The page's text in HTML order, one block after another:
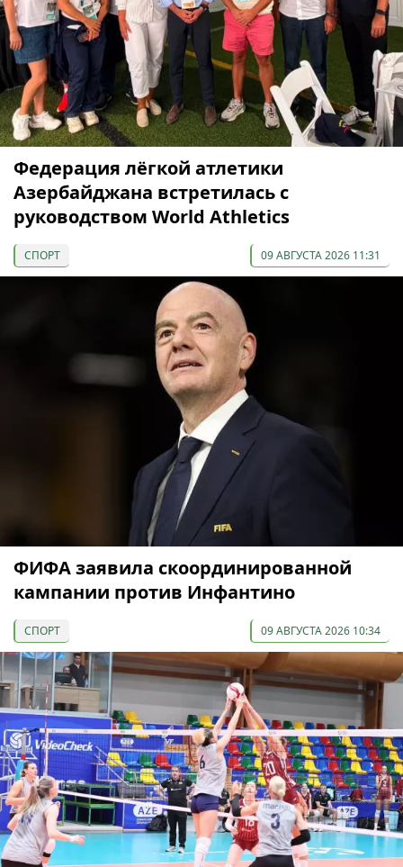
Федерация лёгкой атлетики
Азербайджана встретилась с
руководством World Athletics
СПОРТ 09 АВГУСТА 2026 11:31
ФИФА заявила скоординированной
кампании против Инфантино
СПОРТ 09 АВГУСТА 2026 10:34